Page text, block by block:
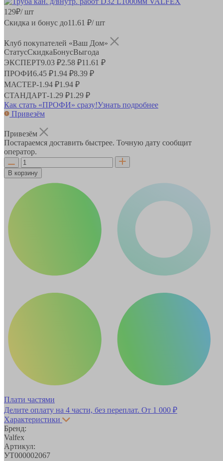
129₽/ шт
Скидка и бонус до11.61 ₽/ шт
Клуб покупателей «Ваш Дом»
СтатусСкидкаБонусВыгода
ЭКСПЕРТ9.03 ₽2.58 ₽11.61 ₽
ПРОФИ6.45 ₽1.94 ₽8.39 ₽
МАСТЕР-1.94 ₽1.94 ₽
СТАНДАРТ-1.29 ₽1.29 ₽
Как стать «ПРОФИ» сразу!Узнать подробнее
Привезём
Привезём
Постараемся доставить быстрее. Точную дату сообщит
оператор.
В корзину
Плати частями
Делите оплату на 4 части, без переплат. От 1 000 ₽
Характеристики
Бренд:
Valfex
Артикул:
УТ000002067